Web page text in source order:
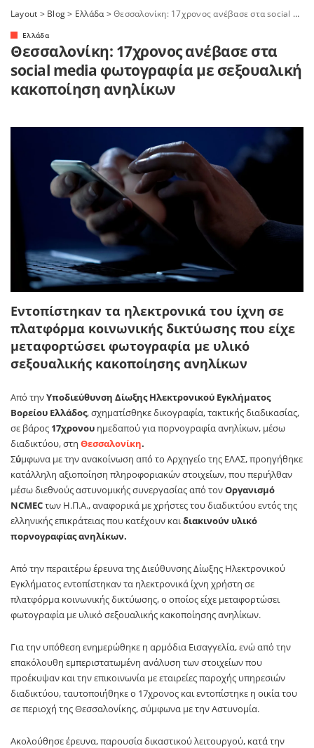
Layout > Blog> Ελλάδα>Θεσσαλονίκη: 17χρονος ανέβασε στα social media φωτογραφία με σεξουαλική κακοποίηση ανηλίκων
Ελλάδα
Θεσσαλονίκη: 17χρονος ανέβασε στα
social media φωτογραφία με σεξουαλική
κακοποίηση ανηλίκων
Εντοπίστηκαν τα ηλεκτρονικά του ίχνη σε
πλατφόρμα κοινωνικής δικτύωσης που είχε
μεταφορτώσει φωτογραφία με υλικό
σεξουαλικής κακοποίησης ανηλίκων
Από τηνΥποδιεύθυνση Δίωξης Ηλεκτρονικού Εγκλήματος
Βορείου Ελλάδος, σχηματίσθηκε δικογραφία, τακτικής διαδικασίας,
σε βάρος 17χρονου ημεδαπού για πορνογραφία ανηλίκων, μέσω
διαδικτύου, στη Θεσσαλονίκη.
Σύμφωνα με την ανακοίνωση από το Αρχηγείο της ΕΛΑΣ, προηγήθηκε
κατάλληλη αξιοποίηση πληροφοριακών στοιχείων, που περιήλθαν
μέσω διεθνούς αστυνομικής συνεργασίας από τονΟργανισμό
NCMECτων Η.Π.Α., αναφορικά με χρήστες του διαδικτύου εντός της
ελληνικής επικράτειας που κατέχουν και διακινούν υλικό
πορνογραφίας ανηλίκων.
Από την περαιτέρω έρευνα της Διεύθυνσης Δίωξης Ηλεκτρονικού
Εγκλήματος εντοπίστηκαν τα ηλεκτρονικά ίχνη χρήστη σε
πλατφόρμα κοινωνικής δικτύωσης, ο οποίος είχε μεταφορτώσει
φωτογραφία με υλικό σεξουαλικής κακοποίησης ανηλίκων.
Για την υπόθεση ενημερώθηκε η αρμόδια Εισαγγελία, ενώ από την
επακόλουθη εμπεριστατωμένη ανάλυση των στοιχείων που
προέκυψαν και την επικοινωνία με εταιρείες παροχής υπηρεσιών
διαδικτύου, ταυτοποιήθηκε ο 17χρονος και εντοπίστηκε η οικία του
σε περιοχή της Θεσσαλονίκης, σύμφωνα με την Αστυνομία.
Ακολούθησε έρευνα, παρουσία δικαστικού λειτουργού, κατά την